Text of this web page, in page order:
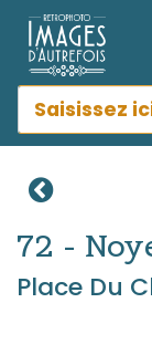
72 -
Place Du